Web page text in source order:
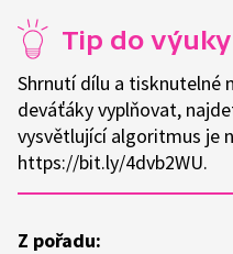
Tip do výuky
Shrnutí dílu a tisknutelné
deváťáky vyplňovat,
vysvětlující algoritmus je
https://bit.ly/4dvb2WU.
Z pořadu: